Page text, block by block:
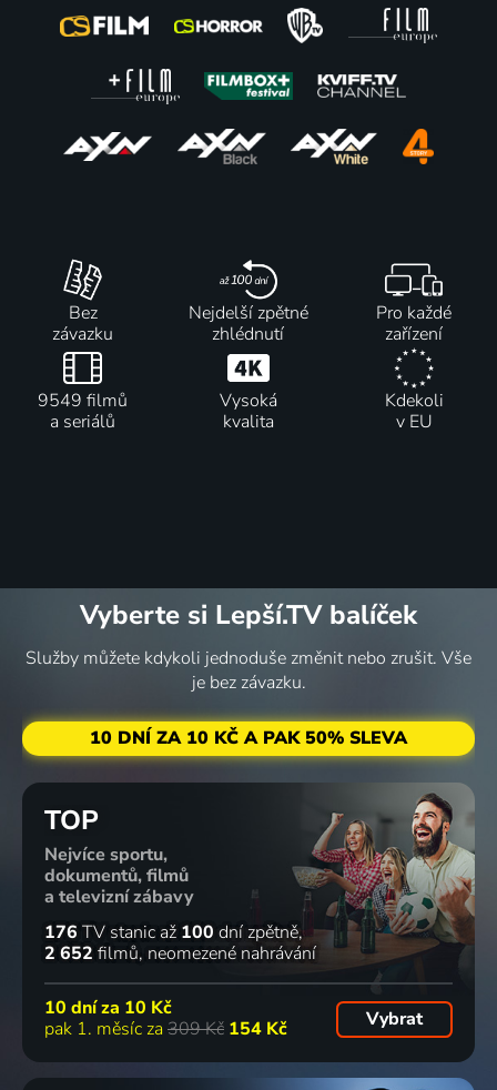
Bez
závazku
Nejdelší zpětné
zhlédnutí
Pro každé
zařízení
9549 filmů
a seriálů
Vysoká
kvalita
Kdekoli
v EU
Vyberte si Lepší.TV balíček
Služby můžete kdykoli jednoduše změnit nebo zrušit. Vše
je bez závazku.
10 DNÍ ZA 10 KČ A PAK 50% SLEVA
TOP
Nejvíce sportu,
dokumentů, filmů
a televizní zábavy
176 TV stanic až 100 dní zpětně
2 652 filmů neomezené nahrávání
10 dní za 10 Kč
pak 1. měsíc za 309 Kč 154 Kč Vybrat